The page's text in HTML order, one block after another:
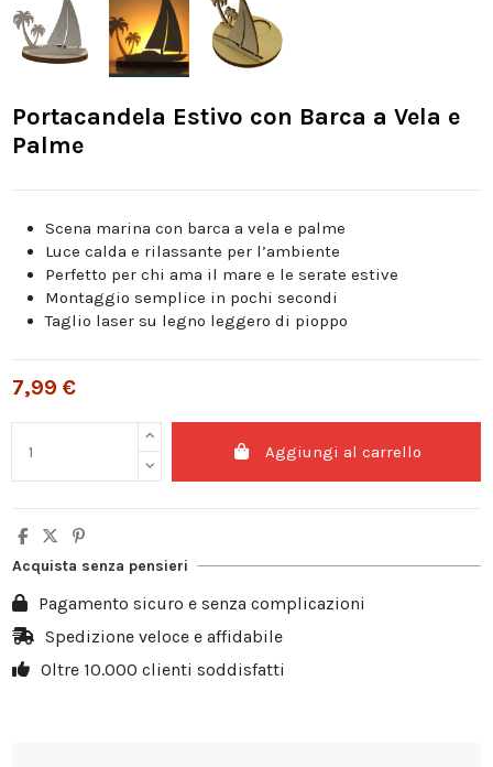
Portacandela Estivo con Barca a Vela e
Palme
Scena marina con barca a vela e palme
Luce calda e rilassante per l’ambiente
Perfetto per chi ama il mare e le serate estive
Montaggio semplice in pochi secondi
Taglio laser su legno leggero di pioppo
7,99 €
Aggiungi al carrello
Acquista senza pensieri
Pagamento sicuro e senza complicazioni
Spedizione veloce e affidabile
Oltre 10.000 clienti soddisfatti